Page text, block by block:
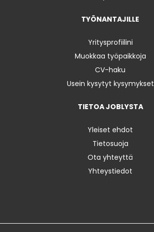
TYÖNANTAJILLE
Yritysprofiilini
Muokkaa työpaikkoja
CV-haku
Usein kysytyt kysymykset
TIETOA JOBLYSTA
Yleiset ehdot
Tietosuoja
Ota yhteyttä
Yhteystiedot